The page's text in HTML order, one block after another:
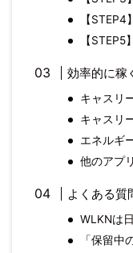
【
【
効率的に稼
キャスリ
キャスリ
エネルギ
他のアプ
よくある質
WLKNは
「保留中